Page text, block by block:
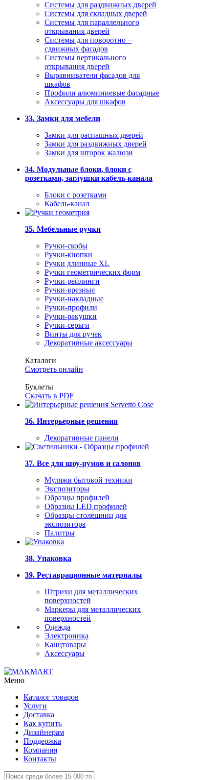
Системы для раздвижных дверей
Системы для складных дверей
Системы для параллельного
открывания дверей
Системы для поворотно –
сдвижных фасадов
Системы вертикального
открывания дверей
Выравниватели фасадов для
шкафов
Профили алюминиевые фасадные
Аксессуары для шкафов
33. Замки для мебели
Замки для распашных дверей
Замки для раздвижных дверей
Замки для шторок жалюзи
34. Модульные блоки, блоки с
розетками, заглушки кабель-канала
Блоки с розетками
Кабель-канал
35. Мебельные ручки
Ручки-скобы
Ручки-кнопки
Ручки длинные XL
Ручки геометрических форм
Ручки-рейлинги
Ручки-врезные
Ручки-накладные
Ручки-профили
Ручки-ракушки
Ручки-серьги
Винты для ручек
Декоративные аксессуары
Каталоги
Смотреть онлайн
Буклеты
Скачать в PDF
36. Интерьерные решения
Декоративные панели
37. Все для шоу-румов и салонов
Муляжи бытовой техники
Экспозиторы
Образцы профилей
Образцы LED профилей
Образцы столешниц для
экспозитора
Палитры
38. Упаковка
39. Реставрационные материалы
Штрихи для металлических
поверхностей
Маркеры для металлических
поверхностей
Одежда
Электроника
Канцтовары
Аксессуары
Меню
Каталог товаров
Услуги
Доставка
Как купить
Дизайнерам
Поддержка
Компания
Контакты